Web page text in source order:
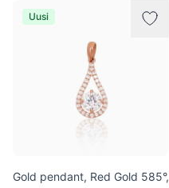
Uusi
Gold pendant, Red Gold 585°,